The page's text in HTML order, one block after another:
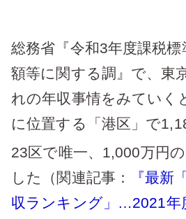
総務省『令和3年度課税標
額等に関する調』で、東
れの年収事情をみていく
に位置する「港区」で
23区で唯一、1,000万円
した（関連記事：
『最新
収ランキング」…2021年